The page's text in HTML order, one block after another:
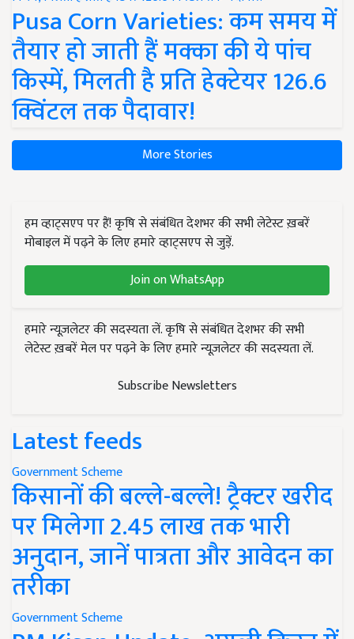
Pusa Corn Varieties: कम समय में
तैयार हो जाती हैं मक्का की ये पांच
किस्में, मिलती है प्रति हेक्टेयर 126.6
क्विंटल तक पैदावार!
More Stories
हम व्हाट्सएप पर हैं! कृषि से संबंधित देशभर की सभी लेटेस्ट ख़बरें
मोबाइल में पढ़ने के लिए हमारे व्हाट्सएप से जुड़ें.
Join on WhatsApp
हमारे न्यूज़लेटर की सदस्यता लें. कृषि से संबंधित देशभर की सभी
लेटेस्ट ख़बरें मेल पर पढ़ने के लिए हमारे न्यूज़लेटर की सदस्यता लें.
Subscribe Newsletters
Latest feeds
Government Scheme
किसानों की बल्ले-बल्ले! ट्रैक्टर खरीद
पर मिलेगा 2.45 लाख तक भारी
अनुदान, जानें पात्रता और आवेदन का
तरीका
Government Scheme